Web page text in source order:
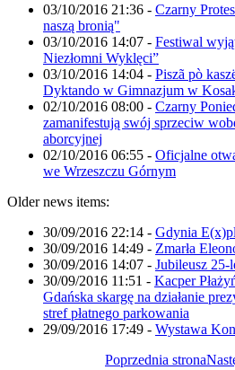
03/10/2016 21:36 - Czarny
naszą bronią"
03/10/2016 14:07 - Festiwal
Niezłomni Wyklęci”
03/10/2016 14:04 - Piszã pò
Dyktando w Gimnazjum w
02/10/2016 08:00 - Czarny
zamanifestują swój sprzeciw
aborcyjnej
02/10/2016 06:55 - Oficjalne
we Wrzeszczu Górnym
Older news items:
30/09/2016 22:14 - Gdynia
30/09/2016 14:49 - Zmarła
30/09/2016 14:07 - Jubileusz 25-
30/09/2016 11:51 - Kacper
Gdańska skargę na działanie
stref płatnego parkowania
29/09/2016 17:49 - Wystawa
Poprzednia strona